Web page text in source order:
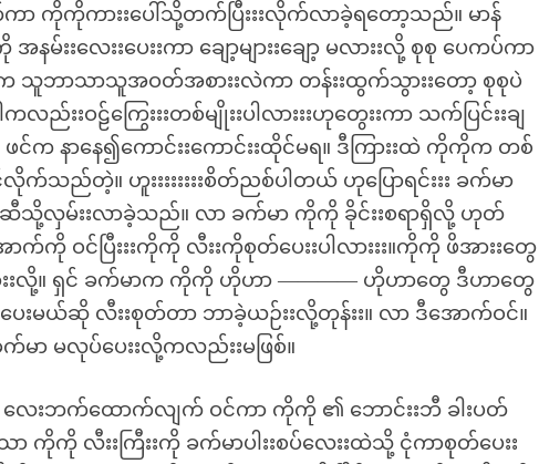
ကာ ကိုကိုကားးပေါ်သို့တက်ပြီးးးလိုက်လာခဲ့ရတော့သည်။ မာန်
လေးးပေးးကာ ချော့များးချော့ မလားးလို့ စုစု ပေကပ်ကာ
က သူဘာသာသူအဝတ်အစားးလဲကာ တန်းးထွက်သွားးတော့ စုစုပဲ
ည်းးဝဠ်ကြွေးးးတစ်မျိုးးပါလားးးဟုတွေးးကာ သက်ပြင်းးချ
နာနေ၍ကောင်းးကောင်းးထိုင်မရ။ ဒီကြားးထဲ ကိုကိုက တစ်
က်သည်တဲ့။ ဟူးးးးးးးးစိတ်ညစ်ပါတယ် ဟုပြောရင်းးး ခက်မာ
းဆီသို့လှမ်းးလာခဲ့သည်။ လာ ခက်မာ ကိုကို ခိုင်းးစရာရှိလို့ ဟုတ်
က်ကို ဝင်ပြီးးးကိုကို လီးးကိုစုတ်ပေးးပါလားးး။ကိုကို ဖိအားးတွေ
းမလားးလို့။ ရှင် ခက်မာက ကိုကို ဟိုဟာ ———— ဟိုဟာတွေ ဒီဟာတွေ
းမယ်ဆို လီးးစုတ်တာ ဘာခဲ့ယဉ်းးလို့တုန်းး။ လာ ဒီအောက်ဝင်။
ာ မလုပ်ပေးးလို့ကလည်းးမဖြစ်။
လေးဘက်ထောက်လျက် ဝင်ကာ ကိုကို ၏ ဘောင်းးဘီ ခါးပတ်
ာ ကိုကို လီးးကြီးးကို ခက်မာပါးးစပ်လေးးထဲသို့ ငုံကာစုတ်ပေးး